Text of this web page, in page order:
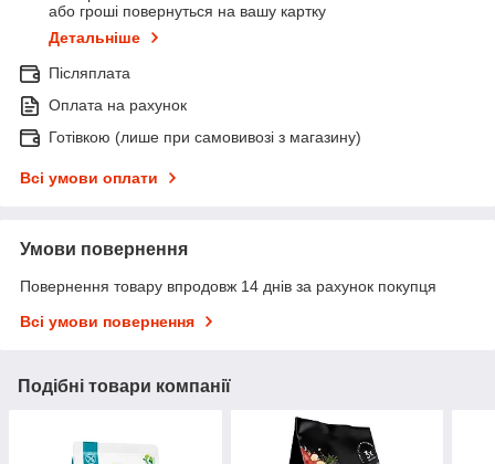
або гроші повернуться на вашу картку
Детальніше
Післяплата
Оплата на рахунок
Готівкою (лише при самовивозі з магазину)
Всі умови оплати
Умови повернення
Повернення товару впродовж 14 днів за рахунок покупця
Всі умови повернення
Подібні товари компанії